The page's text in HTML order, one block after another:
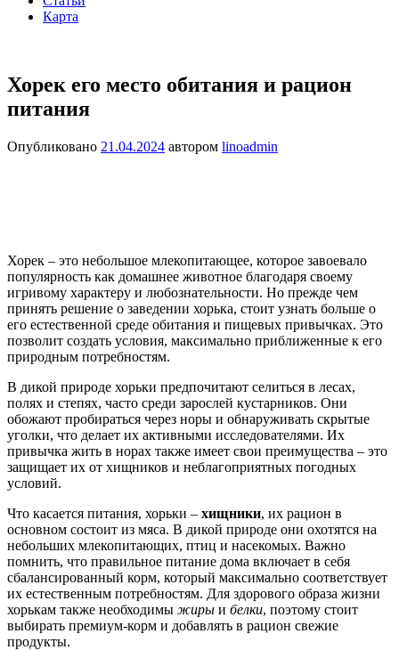
Карта
Хорек его место обитания и рацион
питания
Опубликовано 21.04.2024 автором linoadmin
Хорек – это небольшое млекопитающее, которое завоевало
популярность как домашнее животное благодаря своему
игривому характеру и любознательности. Но прежде чем
принять решение о заведении хорька, стоит узнать больше о
его естественной среде обитания и пищевых привычках. Это
позволит создать условия, максимально приближенные к его
природным потребностям.
В дикой природе хорьки предпочитают селиться в лесах,
полях и степях, часто среди зарослей кустарников. Они
обожают пробираться через норы и обнаруживать скрытые
уголки, что делает их активными исследователями. Их
привычка жить в норах также имеет свои преимущества – это
защищает их от хищников и неблагоприятных погодных
условий.
Что касается питания, хорьки – хищники, их рацион в
основном состоит из мяса. В дикой природе они охотятся на
небольших млекопитающих, птиц и насекомых. Важно
помнить, что правильное питание дома включает в себя
сбалансированный корм, который максимально соответствует
их естественным потребностям. Для здорового образа жизни
хорькам также необходимы жиры и белки, поэтому стоит
выбирать премиум-корм и добавлять в рацион свежие
продукты.